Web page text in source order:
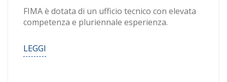
FIMA è dotata di un ufficio tecnico con elevata
competenza e pluriennale esperienza.
LEGGI